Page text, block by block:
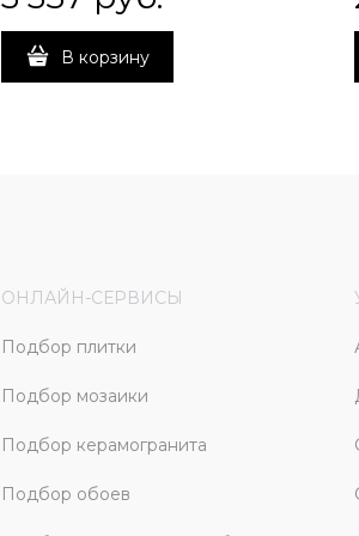
В корзину
ОНЛАЙН-СЕРВИСЫ
Подбор плитки
Подбор мозаики
Подбор керамогранита
Подбор обоев